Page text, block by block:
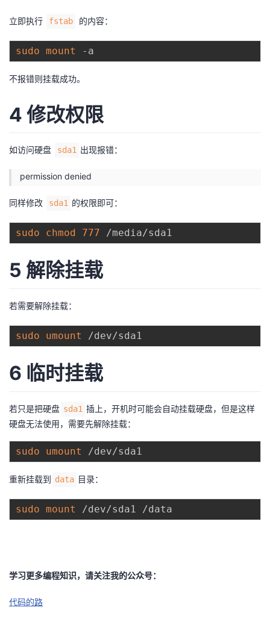
立即执行 fstab 的内容：
sudo mount
不报错则挂载成功。
4 修改权限
如访问硬盘 sda1 出现报错：
permission denied
同样修改 sda1 的权限即可：
sudo chmod 777
5 解除挂载
若需要解除挂载：
sudo umount
6 临时挂载
若只是把硬盘 sda1 插上，开机时可能会自动挂载硬盘，但是这样
硬盘无法使用，需要先解除挂载：
sudo umount
重新挂载到 data 目录：
sudo mount
学习更多编程知识，请关注我的公众号：
代码的路